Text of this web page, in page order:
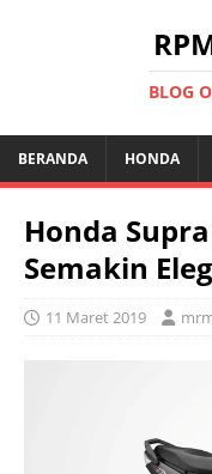
BLOG
BERANDA HONDA
Honda
Semakin
11 Maret 2019